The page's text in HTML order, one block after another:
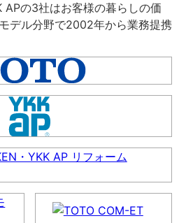
APの3社はお客様の暮らしの価
デル分野で2002年から業務提携